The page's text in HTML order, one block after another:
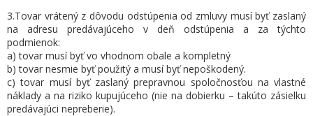
3.Tovar vrátený z dôvodu odstúpenia od zmluvy musí byť zaslaný
na adresu predávajúceho v deň odstúpenia a za týchto
podmienok:
a) tovar musí byť vo vhodnom obale a kompletný
b) tovar nesmie byť použitý a musí byť nepoškodený.
c) tovar musí byť zaslaný prepravnou spoločnosťou na vlastné
náklady a na riziko kupujúceho (nie na dobierku – takúto zásielku
predávajúci nepreberie).